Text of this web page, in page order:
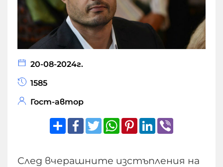
20-08-2024г.
1585
Гост-автор
ShareFacebook
TwitterWhatsApp
Pinterest
LinkedIn
След вчерашните изстъпления на